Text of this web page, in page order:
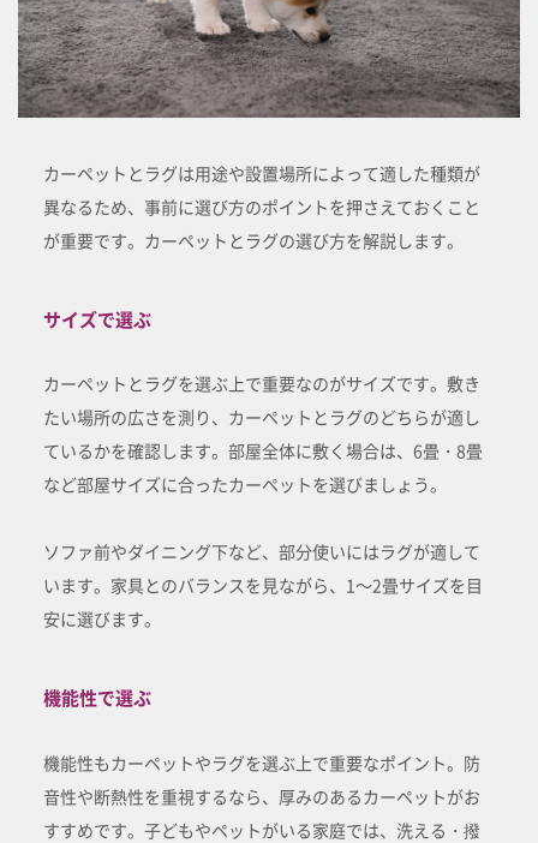
カーペットとラグは用途や設置場所によって適した種類が
異なるため、事前に選び方のポイントを押さえておくこと
が重要です。カーペットとラグの選び方を解説します。
サイズで選ぶ
カーペットとラグを選ぶ上で重要なのがサイズです。敷き
たい場所の広さを測り、カーペットとラグのどちらが適し
ているかを確認します。部屋全体に敷く場合は、6畳・8畳
など部屋サイズに合ったカーペットを選びましょう。
ソファ前やダイニング下など、部分使いにはラグが適して
います。家具とのバランスを見ながら、1～2畳サイズを目
安に選びます。
機能性で選ぶ
機能性もカーペットやラグを選ぶ上で重要なポイント。防
音性や断熱性を重視するなら、厚みのあるカーペットがお
すすめです。子どもやペットがいる家庭では、洗える・撥